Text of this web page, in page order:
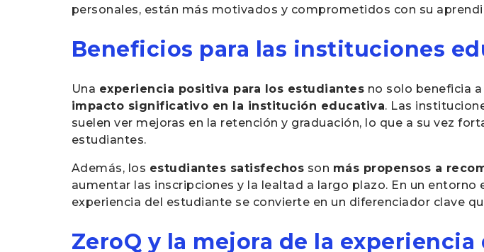
personales, están más motivados y comprometidos con su
Beneficios para las instituciones
Una experiencia positiva para los estudiantes no solo beneficia
impacto significativo en la institución educativa. Las
suelen ver mejoras en la retención y graduación, lo que a su vez
estudiantes.
Además, los estudiantes satisfechos son más propensos a
aumentar las inscripciones y la lealtad a largo plazo. En un
experiencia del estudiante se convierte en un diferenciador clave
ZeroQ y la mejora de la